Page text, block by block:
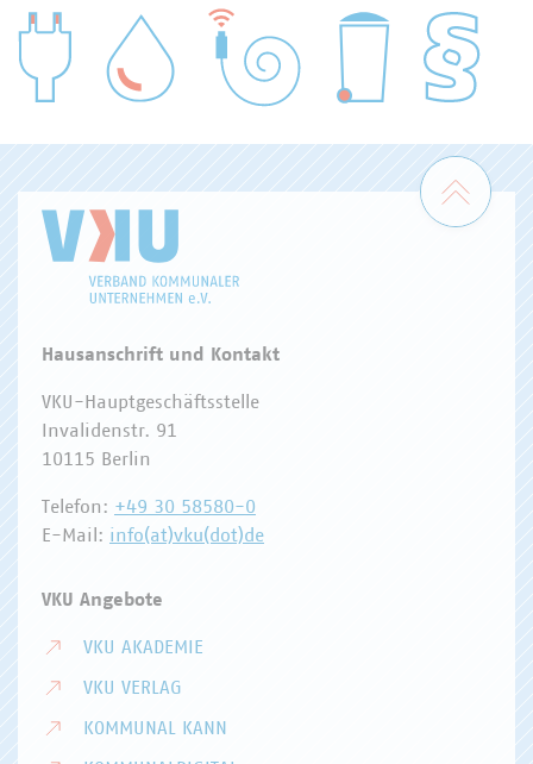
WASSER/ABWASSER
Zum
Hausanschrift und Kontakt
VKU-Hauptgeschäftsstelle
Invalidenstr. 91
10115 Berlin
Telefon: +49 30 58580-0
E-Mail: info(at)vku(dot)de
VKU Angebote
VKU AKADEMIE
VKU VERLAG
KOMMUNAL KANN